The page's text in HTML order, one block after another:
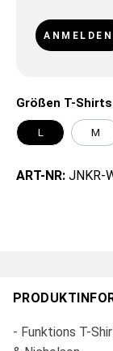
Größen T-Shirts
L M
ART-NR: JNKR-
- Funktions T-